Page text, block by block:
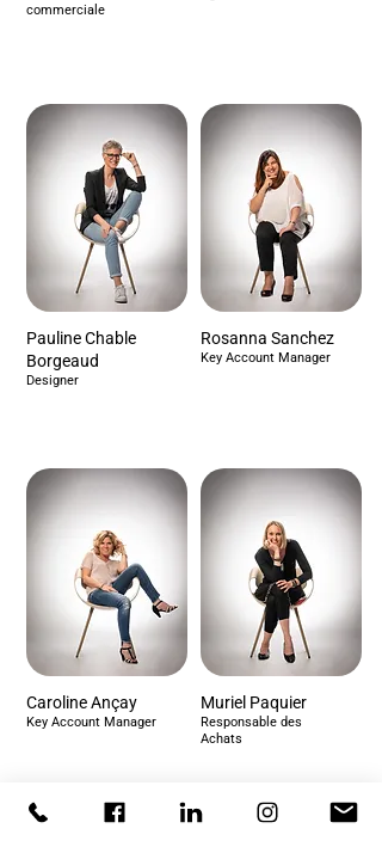
commerciale
Pauline Chable
Borgeaud
Designer
Caroline Ançay
Key Account Manager
Rosanna Sanchez
Key Account Manager
Muriel Paquier
Responsable des
Achats